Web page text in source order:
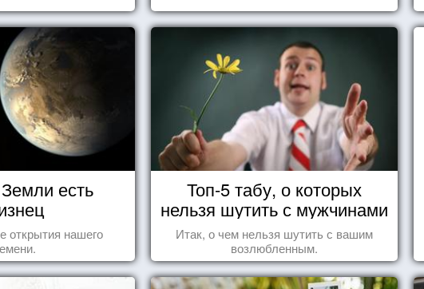
есть
открытия нашего
Топ-5 табу, о которых
нельзя шутить с мужчинами
Итак, о чем нельзя шутить с вашим
возлюбленным.